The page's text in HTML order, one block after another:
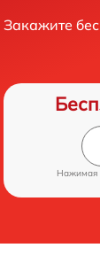
Закажите
Нажимая